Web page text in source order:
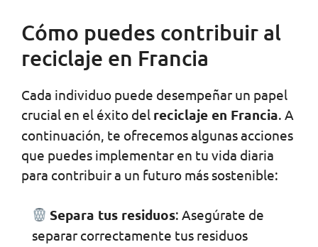
Cómo puedes contribuir al
reciclaje en Francia
Cada individuo puede desempeñar un papel
crucial en el éxito del reciclaje en Francia. A
continuación, te ofrecemos algunas acciones
que puedes implementar en tu vida diaria
para contribuir a un futuro más sostenible:
Separa tus residuos: Asegúrate de
separar correctamente tus residuos